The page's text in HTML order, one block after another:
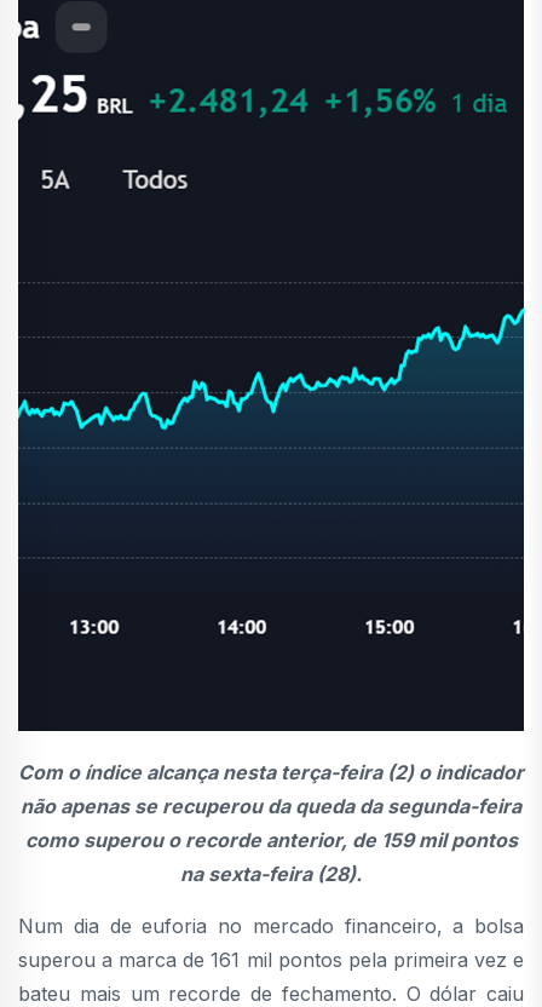
Com o índice alcança nesta terça-feira (2) o indicador
não apenas se recuperou da queda da segunda-feira
como superou o recorde anterior, de 159 mil pontos
na sexta-feira (28).
Num dia de euforia no mercado financeiro, a bolsa
superou a marca de 161 mil pontos pela primeira vez e
bateu mais um recorde de fechamento. O dólar caiu